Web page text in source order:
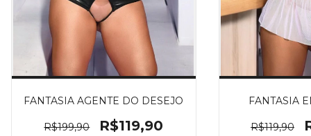
FANTASIA AGENTE DO DESEJO
R$199,90 R$119,90
FANTASIA
R$119,90